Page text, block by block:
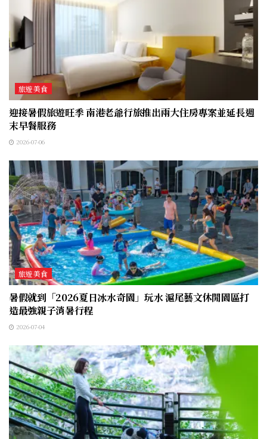
旅遊美食
迎接暑假旅遊旺季 南港老爺行旅推出兩大住房專案並延長週
末早餐服務
2026-07-06
旅遊美食
暑假就到「2026夏日冰水奇園」玩水 滬尾藝文休閒園區打
造最強親子消暑行程
2026-07-04